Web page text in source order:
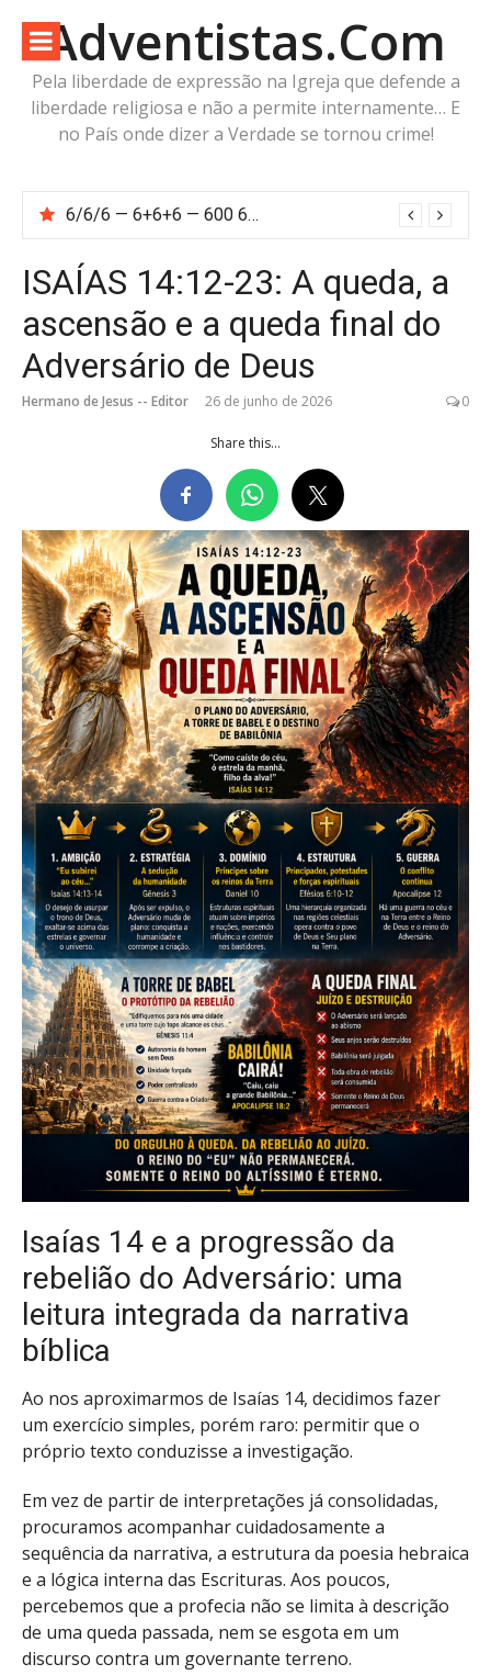
para
conteúdo
Adventistas.Com
Pela liberdade de expressão na Igreja que defende a
liberdade religiosa e não a permite internamente… E
no País onde dizer a Verdade se tornou crime!
6/6/6 — 6+6+6 — 600 60 6… Calcule o número da besta!
ISAÍAS 14:12-23: A queda, a
ascensão e a queda final do
Adversário de Deus
Hermano de Jesus -- Editor 26 de junho de 2026 0
Share this...
Isaías 14 e a progressão da
rebelião do Adversário: uma
leitura integrada da narrativa
bíblica
Ao nos aproximarmos de Isaías 14, decidimos fazer
um exercício simples, porém raro: permitir que o
próprio texto conduzisse a investigação.
Em vez de partir de interpretações já consolidadas,
procuramos acompanhar cuidadosamente a
sequência da narrativa, a estrutura da poesia hebraica
e a lógica interna das Escrituras. Aos poucos,
percebemos que a profecia não se limita à descrição
de uma queda passada, nem se esgota em um
discurso contra um governante terreno.